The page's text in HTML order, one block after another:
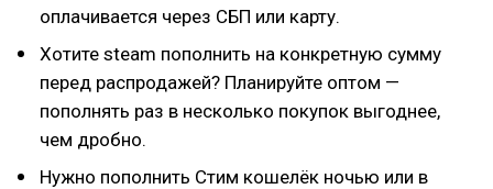
оплачивается через СБП или карту.
Хотите steam пополнить на конкретную сумму
перед распродажей? Планируйте оптом —
пополнять раз в несколько покупок выгоднее,
чем дробно.
Нужно пополнить Стим кошелёк ночью или в